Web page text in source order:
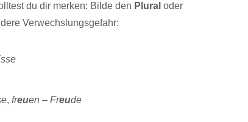
du dir merken: Bilde den Plural oder
Verwechslungsgefahr:
,freuen –Freude